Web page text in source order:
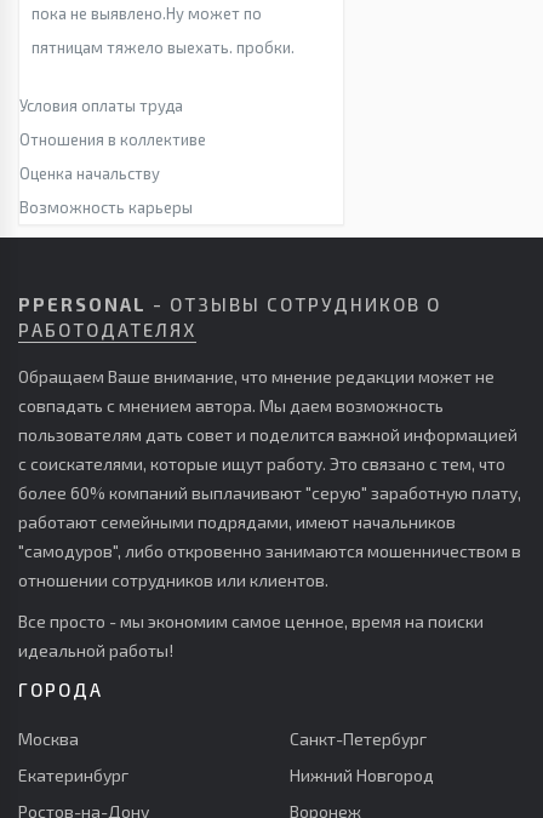
пока не выявлено.Ну может по
пятницам тяжело выехать. пробки.
Условия оплаты труда
Отношения в коллективе
Оценка начальству
Возможность карьеры
PPERSONAL - ОТЗЫВЫ СОТРУДНИКОВ О
РАБОТОДАТЕЛЯХ
Обращаем Ваше внимание, что мнение редакции может не
совпадать с мнением автора. Мы даем возможность
пользователям дать совет и поделится важной информацией
с соискателями, которые ищут работу. Это связано с тем, что
более 60% компаний выплачивают "серую" заработную плату,
работают семейными подрядами, имеют начальников
"самодуров", либо откровенно занимаются мошенничеством в
отношении сотрудников или клиентов.
Все просто - мы экономим самое ценное, время на поиски
идеальной работы!
ГОРОДА
Москва
Санкт-Петербург
Екатеринбург
Нижний Новгород
Ростов-на-Дону
Воронеж